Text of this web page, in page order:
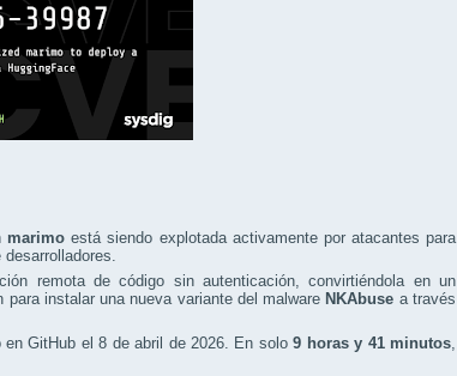
marimo está siendo explotada activamente por atacantes para
remota de código sin autenticación, convirtiéndola en un
instalar una nueva variante del malware NKAbuse a través
en GitHub el 8 de abril de 2026. En solo9 horas y 41 minutos